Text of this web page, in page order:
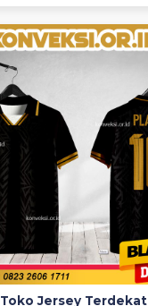
Toko Jersey Terdekat